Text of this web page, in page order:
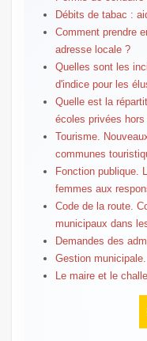
Débits de tabac :
Comment prendre
adresse locale ?
Quelles sont les
d'indice pour les
Quelle est la
écoles privées
Tourisme.
communes
Fonction publique.
femmes aux
Code de la route.
municipaux dans
Demandes des
Gestion
Le maire et le